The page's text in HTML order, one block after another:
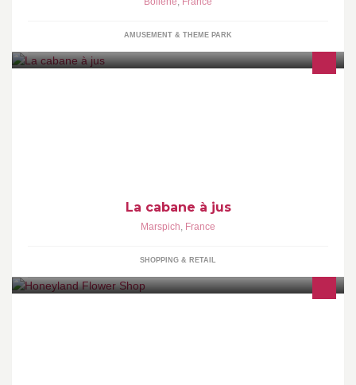
AMUSEMENT & THEME PARK
La cabane à jus
Marspich, France
SHOPPING & RETAIL